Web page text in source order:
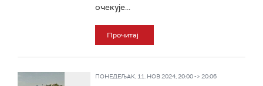
очекује...
Прочитај
ПОНЕДЕЉАК, 11. НОВ 2024, 20:00 -> 20:06